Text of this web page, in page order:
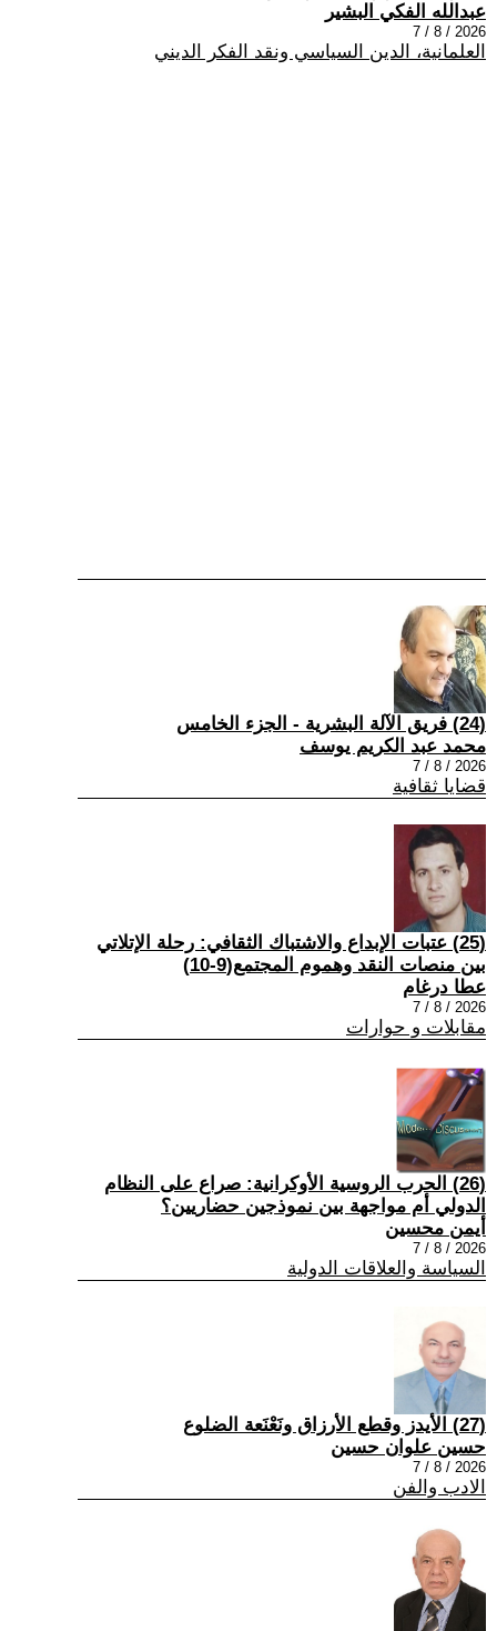
عبدالله الفكي البشير
2026 / 8 / 7
العلمانية، الدين السياسي ونقد الفكر الديني
(24) فريق الآلة البشرية - الجزء الخامس
محمد عبد الكريم يوسف
2026 / 8 / 7
قضايا ثقافية
(25) عتبات الإبداع والاشتباك الثقافي: رحلة الإتلاتي
بين منصات النقد وهموم المجتمع(9-10)
عطا درغام
2026 / 8 / 7
مقابلات و حوارات
(26) الحرب الروسية الأوكرانية: صراع على النظام
الدولي أم مواجهة بين نموذجين حضاريين؟
أيمن محسين
2026 / 8 / 7
السياسة والعلاقات الدولية
(27) الأيدز وقطع الأرزاق ونَعْنَعة الضلوع
حسين علوان حسين
2026 / 8 / 7
الادب والفن